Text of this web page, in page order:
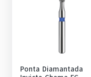
Ponta Diamantada